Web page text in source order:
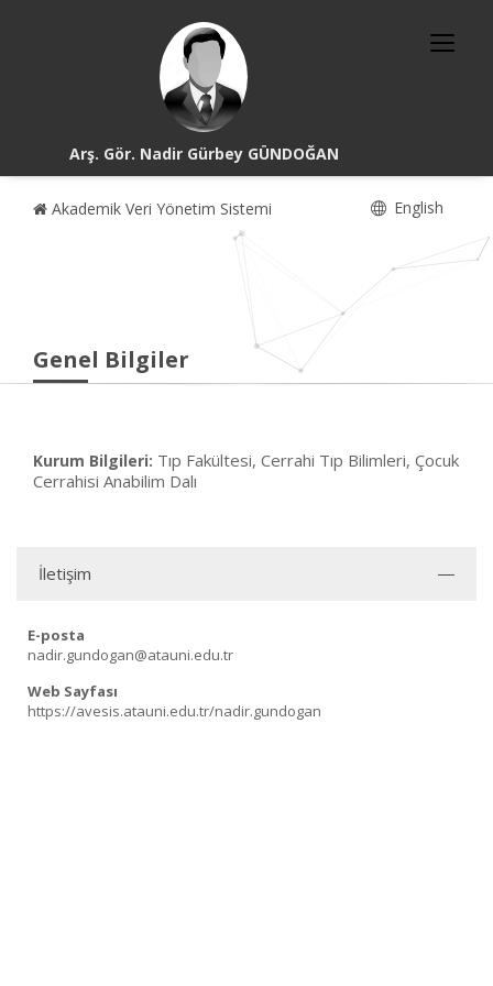
Arş. Gör. Nadir Gürbey GÜNDOĞAN
Akademik Veri Yönetim Sistemi English
Genel Bilgiler
Kurum Bilgileri: Tıp Fakültesi, Cerrahi Tıp Bilimleri, Çocuk
Cerrahisi Anabilim Dalı
İletişim
E-posta
nadir.gundogan@atauni.edu.tr
Web Sayfası
https://avesis.atauni.edu.tr/nadir.gundogan